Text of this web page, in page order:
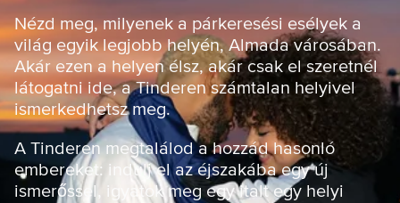
d
ő
o
l
d
a
l
Nézd meg, milyenek a párkeresési esélyek a
világ egyik legjobb helyén, Almada városában.
Akár ezen a helyen élsz, akár csak el szeretnél
látogatni ide, a Tinderen számtalan helyivel
ismerkedhetsz meg.
A Tinderen megtalálod a hozzád hasonló
embereket: indulj el az éjszakába egy új
ismerőssel, igyatok meg egy italt egy helyi